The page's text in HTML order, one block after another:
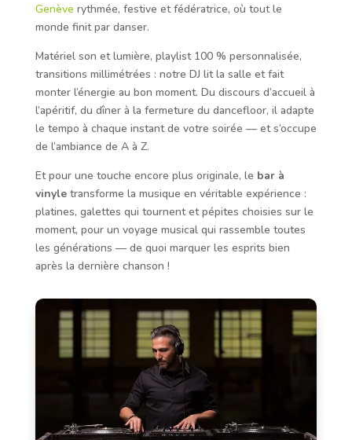
Genève rythmée, festive et fédératrice, où tout le
monde finit par danser.
Matériel son et lumière, playlist 100 % personnalisée,
transitions millimétrées : notre DJ lit la salle et fait
monter l’énergie au bon moment. Du discours d’accueil à
l’apéritif, du dîner à la fermeture du dancefloor, il adapte
le tempo à chaque instant de votre soirée — et s’occupe
de l’ambiance de A à Z.
Et pour une touche encore plus originale, le bar à
vinyletransforme la musique en véritable expérience :
platines, galettes qui tournent et pépites choisies sur le
moment, pour un voyage musical qui rassemble toutes
les générations — de quoi marquer les esprits bien
après la dernière chanson !